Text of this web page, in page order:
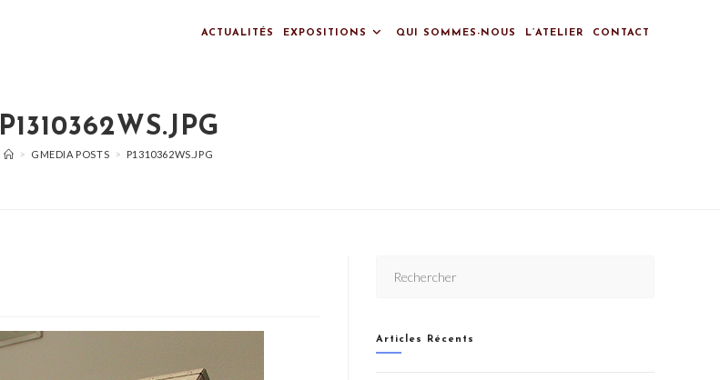
ACTUALITÉS EXPOSITIONS QUI SOMMES-NOUS L’ATELIER CONTACT
P1310362WS.JPG
> GMEDIA POSTS > P1310362WS.JPG
Articles Récents